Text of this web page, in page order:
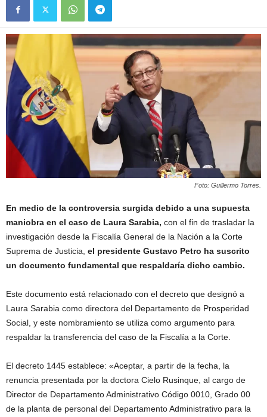
Foto: Guillermo Torres.
En medio de la controversia surgida debido a una supuesta
maniobra en el caso de Laura Sarabia, con el fin de trasladar la
investigación desde la Fiscalía General de la Nación a la Corte
Suprema de Justicia, el presidente Gustavo Petro ha suscrito
un documento fundamental que respaldaría dicho cambio.
Este documento está relacionado con el decreto que designó a
Laura Sarabia como directora del Departamento de Prosperidad
Social, y este nombramiento se utiliza como argumento para
respaldar la transferencia del caso de la Fiscalía a la Corte.
El decreto 1445 establece: «Aceptar, a partir de la fecha, la
renuncia presentada por la doctora Cielo Rusinque, al cargo de
Director de Departamento Administrativo Código 0010, Grado 00
de la planta de personal del Departamento Administrativo para la